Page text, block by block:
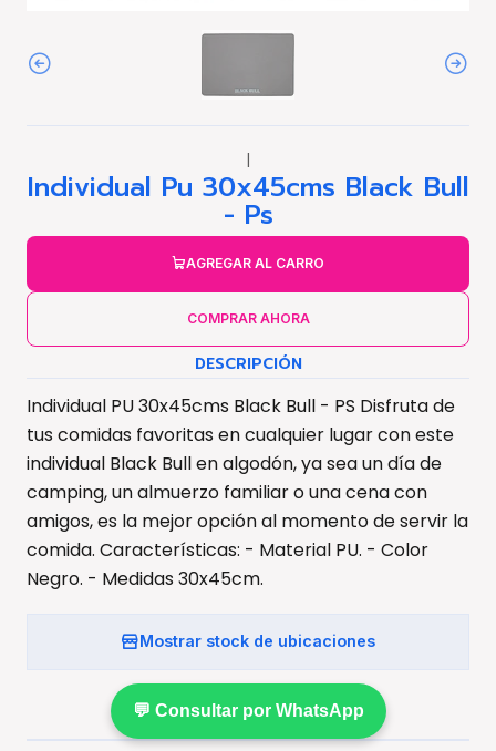
|
Individual Pu 30x45cms Black Bull
- Ps
AGREGAR AL CARRO
COMPRAR AHORA
DESCRIPCIÓN
Individual PU 30x45cms Black Bull - PS Disfruta de
tus comidas favoritas en cualquier lugar con este
individual Black Bull en algodón, ya sea un día de
camping, un almuerzo familiar o una cena con
amigos, es la mejor opción al momento de servir la
comida. Características: - Material PU. - Color
Negro. - Medidas 30x45cm.
Mostrar stock de ubicaciones
💬 Consultar por WhatsApp